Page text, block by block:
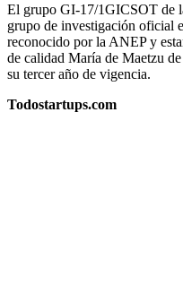
El grupo GI-17/1GICSOT de
grupo de investigación oficial
reconocido por la ANEP y
de calidad María de Maetzu
su tercer año de vigencia.
Todostartups.com